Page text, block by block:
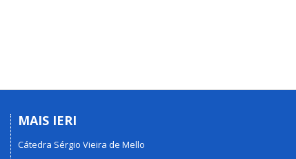
MAIS IERI
Cátedra Sérgio Vieira de Mello